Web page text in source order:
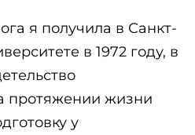
я получила в Санкт-
в 1972 году, в
протяжении жизни
у